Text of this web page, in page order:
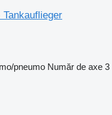
pneumo Număr de axe 3